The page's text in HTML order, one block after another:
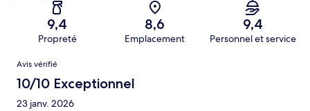
9,4
Propreté
8,6
Emplacement
9,4
Personnel et service
Avis
Avis vérifié
10/10 Exceptionnel
23 janv. 2026